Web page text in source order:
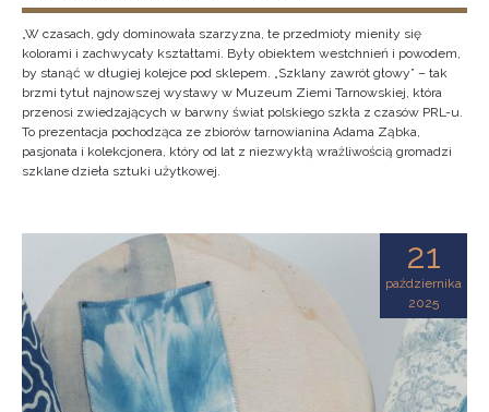
„W czasach, gdy dominowała szarzyzna, te przedmioty mieniły się
kolorami i zachwycały kształtami. Były obiektem westchnień i powodem,
by stanąć w długiej kolejce pod sklepem. „Szklany zawrót głowy” – tak
brzmi tytuł najnowszej wystawy w Muzeum Ziemi Tarnowskiej, która
przenosi zwiedzających w barwny świat polskiego szkła z czasów PRL-u.
To prezentacja pochodząca ze zbiorów tarnowianina Adama Ząbka,
pasjonata i kolekcjonera, który od lat z niezwykłą wrażliwością gromadzi
szklane dzieła sztuki użytkowej.
21
października
2025